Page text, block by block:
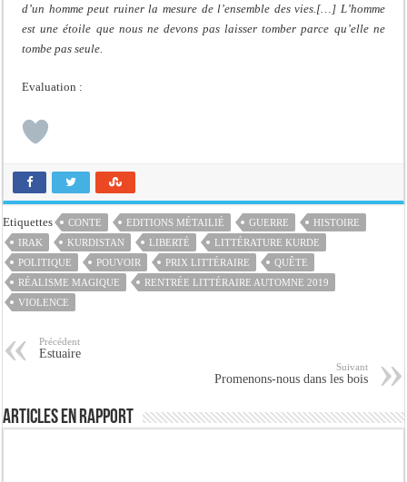
d’un homme peut ruiner la mesure de l’ensemble des vies.[…] L’homme
est une étoile que nous ne devons pas laisser tomber parce qu’elle ne
tombe pas seule.
Evaluation :
Etiquettes CONTE EDITIONS MÉTAILIÉ GUERRE
HISTOIRE
IRAK
KURDISTAN LIBERTÉ
LITTÉRATURE KURDE
POLITIQUE
POUVOIR PRIX LITTÉRAIRE
QUÊTE
RÉALISME MAGIQUE
RENTRÉE LITTÉRAIRE AUTOMNE 2019
VIOLENCE
Précédent
Estuaire
Suivant
Promenons-nous dans les bois
Articles en rapport